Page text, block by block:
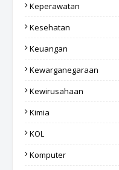
Keperawatan
Kesehatan
Keuangan
Kewarganegaraan
Kewirusahaan
Kimia
KOL
Komputer